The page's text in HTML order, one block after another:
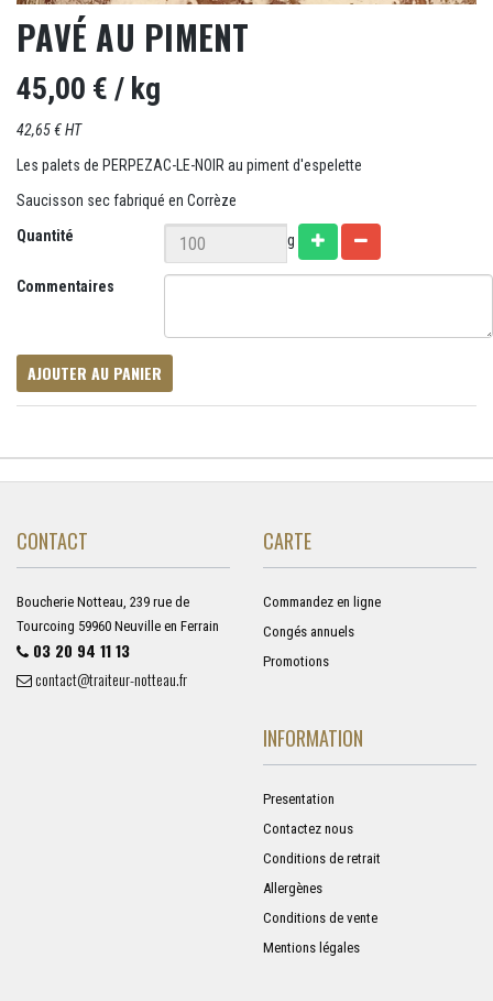
PAVÉ AU PIMENT
45,00 € / kg
42,65 € HT
Les palets de PERPEZAC-LE-NOIR au piment d'espelette
Saucisson sec fabriqué en Corrèze
Quantité
g
Commentaires
AJOUTER AU PANIER
CONTACT
Boucherie Notteau, 239 rue de
Tourcoing 59960 Neuville en Ferrain
03 20 94 11 13
contact@traiteur-notteau.fr
CARTE
Commandez en ligne
Congés annuels
Promotions
INFORMATION
Presentation
Contactez nous
Conditions de retrait
Allergènes
Conditions de vente
Mentions légales